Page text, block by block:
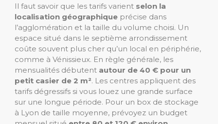
Il faut savoir que les tarifs varient selon la
localisation géographique précise dans
l’agglomération et la taille du volume choisi. Un
espace situé dans le septième arrondissement
coûte souvent plus cher qu’un local en périphérie,
comme à Vénissieux. En règle générale, les
mensualités débutent autour de 40 € pour un
petit casier de 2 m². Les centres appliquent des
tarifs dégressifs si vous louez une grande surface
sur une longue période. Pour un box de stockage
à Lyon de taille moyenne, prévoyez un budget